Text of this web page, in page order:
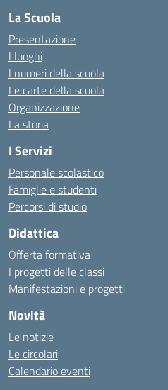
La Scuola
Presentazione
I luoghi
I numeri della scuola
Le carte della scuola
Organizzazione
La storia
I Servizi
Personale scolastico
Famiglie e studenti
Percorsi di studio
Didattica
Offerta formativa
I progetti delle classi
Manifestazioni e progetti
Novità
Le notizie
Le circolari
Calendario eventi